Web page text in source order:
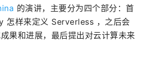
的演讲，主要分为四个部分：首
怎样来定义 Serverless ，之后会
果和进展，最后提出对云计算未来